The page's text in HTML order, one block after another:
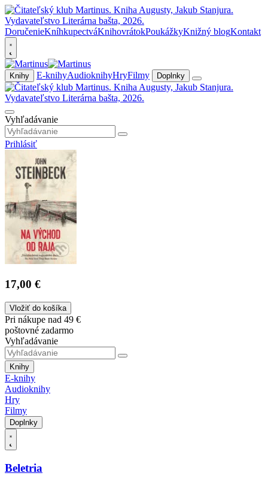
DoručenieKníhkupectváKnihovrátokPoukážkyKnižný blogKontakt
Knihy E-knihyAudioknihyHryFilmy Doplnky
Vyhľadávanie
Prihlásiť
17,00 €
Vložiť do košíka
Pri nákupe nad 49 €
poštovné zadarmo
Vyhľadávanie
Knihy
E-knihy
Audioknihy
Hry
Filmy
Doplnky
Beletria